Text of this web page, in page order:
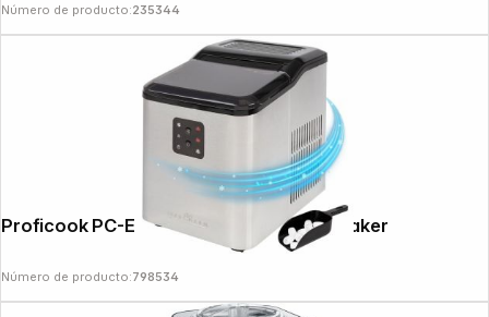
Número de producto:235344
Proficook PC-EWB 1253 Inox Ice Cube Maker
Número de producto:798534